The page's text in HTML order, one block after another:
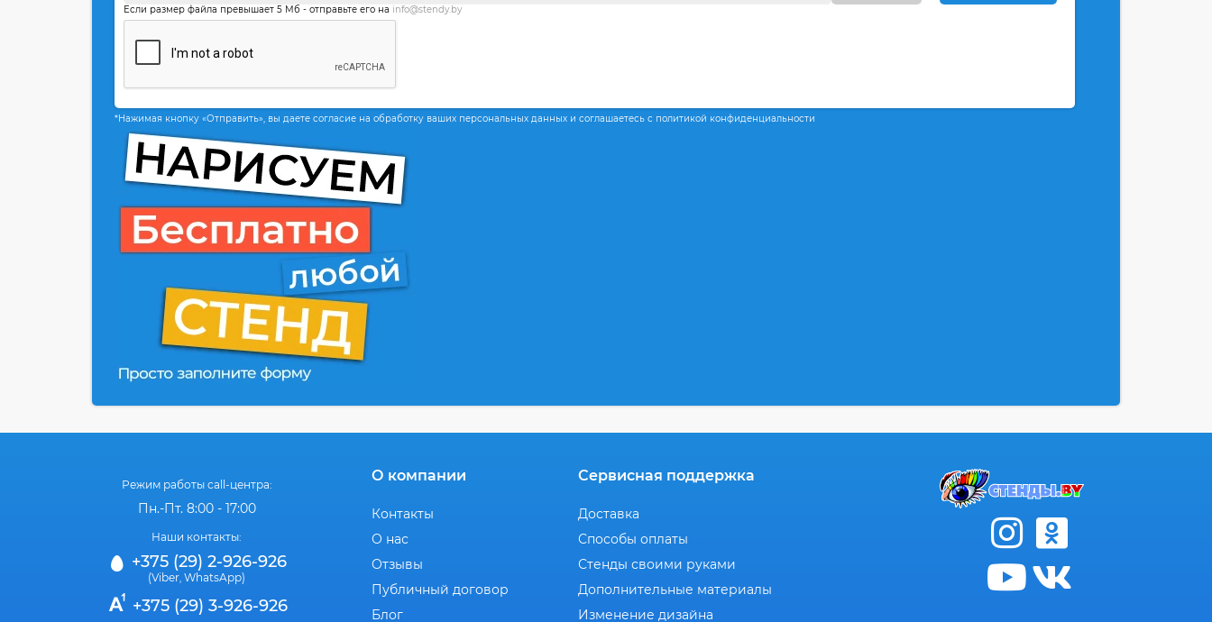
Если размер файла превышает 5 Мб - отправьте его на info@stendy.by
*Нажимая кнопку «Отправить», вы даете согласие на обработку ваших персональных данных и соглашаетесь с политикой конфиденциальности
Режим работы call-центра:
Пн.-Пт. 8:00 - 17:00
Наши контакты:
+375 (29) 2-926-926
(Viber, WhatsApp)
+375 (29) 3-926-926
О компании
Контакты
О нас
Отзывы
Публичный договор
Блог
Сервисная поддержка
Доставка
Способы оплаты
Стенды своими руками
Дополнительные материалы
Изменение дизайна